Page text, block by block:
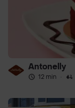
Antonelly
12 min ·